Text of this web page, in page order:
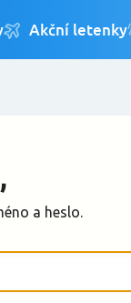
a heslo.